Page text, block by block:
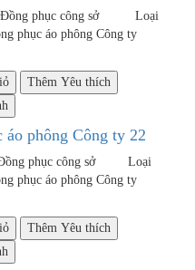
phục công sở Loại
phục áo phông Công ty
Thêm Yêu thích
áo phông Công ty 22
phục công sở Loại
phục áo phông Công ty
Thêm Yêu thích